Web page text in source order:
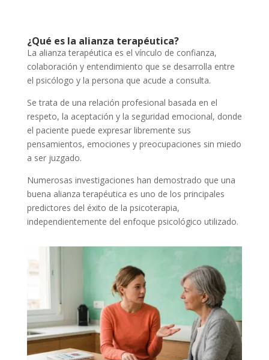
¿Qué es la alianza terapéutica?
La alianza terapéutica es el vínculo de confianza,
colaboración y entendimiento que se desarrolla entre
el psicólogo y la persona que acude a consulta.
Se trata de una relación profesional basada en el
respeto, la aceptación y la seguridad emocional, donde
el paciente puede expresar libremente sus
pensamientos, emociones y preocupaciones sin miedo
a ser juzgado.
Numerosas investigaciones han demostrado que una
buena alianza terapéutica es uno de los principales
predictores del éxito de la psicoterapia,
independientemente del enfoque psicológico utilizado.